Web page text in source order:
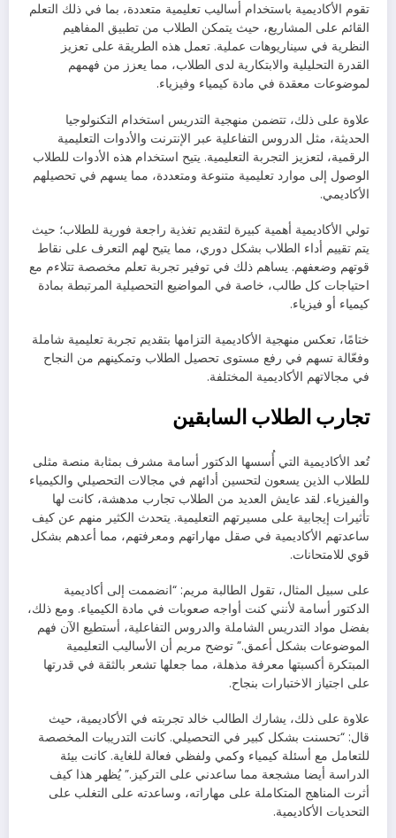
تقوم الأكاديمية باستخدام أساليب تعليمية متعددة، بما في ذلك التعلم
القائم على المشاريع، حيث يتمكن الطلاب من تطبيق المفاهيم
النظرية في سيناريوهات عملية. تعمل هذه الطريقة على تعزيز
القدرة التحليلية والابتكارية لدى الطلاب، مما يعزز من فهمهم
لموضوعات معقدة في مادة كيمياء وفيزياء.
علاوة على ذلك، تتضمن منهجية التدريس استخدام التكنولوجيا
الحديثة، مثل الدروس التفاعلية عبر الإنترنت والأدوات التعليمية
الرقمية، لتعزيز التجربة التعليمية. يتيح استخدام هذه الأدوات للطلاب
الوصول إلى موارد تعليمية متنوعة ومتعددة، مما يسهم في تحصيلهم
الأكاديمي.
تولي الأكاديمية أهمية كبيرة لتقديم تغذية راجعة فورية للطلاب؛ حيث
يتم تقييم أداء الطلاب بشكل دوري، مما يتيح لهم التعرف على نقاط
قوتهم وضعفهم. يساهم ذلك في توفير تجربة تعلم مخصصة تتلاءم مع
احتياجات كل طالب، خاصة في المواضيع التحصيلية المرتبطة بمادة
كيمياء أو فيزياء.
ختامًا، تعكس منهجية الأكاديمية التزامها بتقديم تجربة تعليمية شاملة
وفعّالة تسهم في رفع مستوى تحصيل الطلاب وتمكينهم من النجاح
في مجالاتهم الأكاديمية المختلفة.
تجارب الطلاب السابقين
تُعد الأكاديمية التي أُسسها الدكتور أسامة مشرف بمثابة منصة مثلى
للطلاب الذين يسعون لتحسين أدائهم في مجالات التحصيلي والكيمياء
والفيزياء. لقد عايش العديد من الطلاب تجارب مدهشة، كانت لها
تأثيرات إيجابية على مسيرتهم التعليمية. يتحدث الكثير منهم عن كيف
ساعدتهم الأكاديمية في صقل مهاراتهم ومعرفتهم، مما أعدهم بشكل
قوي للامتحانات.
على سبيل المثال، تقول الطالبة مريم: “انضممت إلى أكاديمية
الدكتور أسامة لأنني كنت أواجه صعوبات في مادة الكيمياء. ومع ذلك،
بفضل مواد التدريس الشاملة والدروس التفاعلية، أستطيع الآن فهم
الموضوعات بشكل أعمق.” توضح مريم أن الأساليب التعليمية
المبتكرة أكسبتها معرفة مذهلة، مما جعلها تشعر بالثقة في قدرتها
على اجتياز الاختبارات بنجاح.
علاوة على ذلك، يشارك الطالب خالد تجربته في الأكاديمية، حيث
قال: “تحسنت بشكل كبير في التحصيلي. كانت التدريبات المخصصة
للتعامل مع أسئلة كيمياء وكمي ولفظي فعالة للغاية. كانت بيئة
الدراسة أيضا مشجعة مما ساعدني على التركيز.” يُظهر هذا كيف
أثرت المناهج المتكاملة على مهاراته، وساعدته على التغلب على
التحديات الأكاديمية.